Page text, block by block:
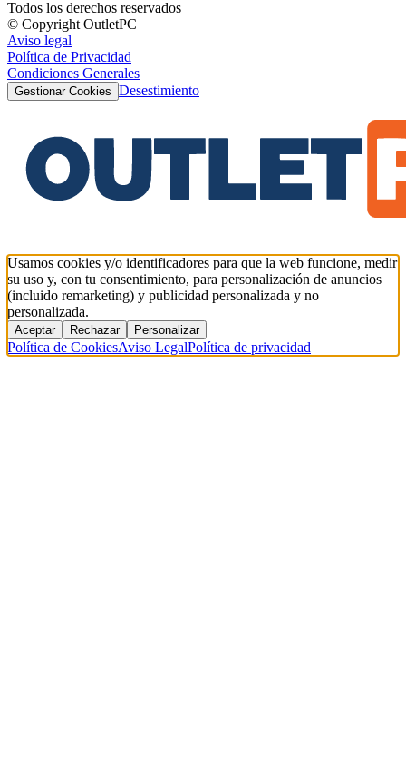
Todos los derechos reservados
© Copyright OutletPC
Aviso legal
Política de Privacidad
Condiciones Generales
Gestionar Cookies Desestimiento
Usamos cookies y/o identificadores para que la web funcione, medir
su uso y, con tu consentimiento, para personalización de anuncios
(incluido remarketing) y publicidad personalizada y no
personalizada.
Aceptar Rechazar Personalizar
Política de CookiesAviso LegalPolítica de privacidad